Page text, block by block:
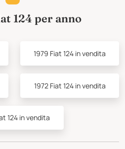
124 per anno
1979 Fiat 124 in vendita
1972 Fiat 124 in vendita
124 in vendita